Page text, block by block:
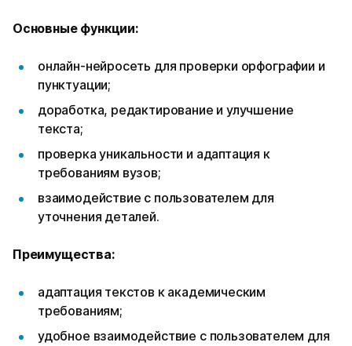
Основные функции:
онлайн-нейросеть для проверки орфографии и
пунктуации;
доработка, редактирование и улучшение
текста;
проверка уникальности и адаптация к
требованиям вузов;
взаимодействие с пользователем для
уточнения деталей.
Преимущества:
адаптация текстов к академическим
требованиям;
удобное взаимодействие с пользователем для